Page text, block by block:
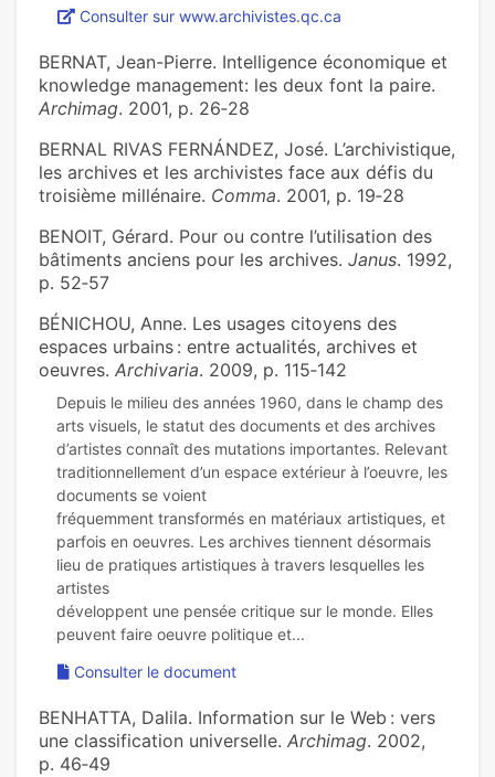
Consulter sur www.archivistes.qc.ca
BERNAT, Jean-Pierre. Intelligence économique et
knowledge management: les deux font la paire.
Archimag. 2001, p. 26‑28
BERNAL RIVAS FERNÁNDEZ, José. L’archivistique,
les archives et les archivistes face aux défis du
troisième millénaire. Comma. 2001, p. 19‑28
BENOIT, Gérard. Pour ou contre l’utilisation des
bâtiments anciens pour les archives. Janus. 1992,
p. 52‑57
BÉNICHOU, Anne. Les usages citoyens des
espaces urbains : entre actualités, archives et
oeuvres. Archivaria. 2009, p. 115‑142
Depuis le milieu des années 1960, dans le champ des
arts visuels, le statut des documents et des archives
d’artistes connaît des mutations importantes. Relevant
traditionnellement d’un espace extérieur à l’oeuvre, les
documents se voient
fréquemment transformés en matériaux artistiques, et
parfois en oeuvres. Les archives tiennent désormais
lieu de pratiques artistiques à travers lesquelles les
artistes
développent une pensée critique sur le monde. Elles
Consulter le document
BENHATTA, Dalila. Information sur le Web : vers
une classification universelle. Archimag. 2002,
p. 46‑49